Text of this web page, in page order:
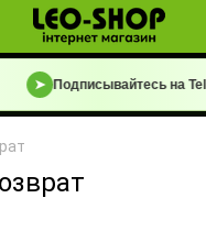
➤ Подписывайтесь на